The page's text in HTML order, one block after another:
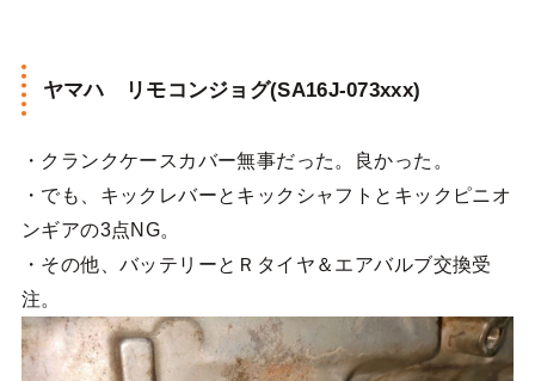
ヤマハ リモコンジョグ(SA16J-073xxx)
・クランクケースカバー無事だった。良かった。
・でも、キックレバーとキックシャフトとキックピニオ
ンギアの3点NG。
・その他、バッテリーとＲタイヤ＆エアバルブ交換受
注。